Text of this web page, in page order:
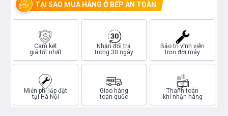
TẠI SAO MUA HÀNG Ở BẾP AN TOÀN
Cam kết
giá tốt nhất
Nhận đổi trả
trong 30 ngày
Bảo trì vĩnh viễn
trọn đời máy
Miễn phí lắp đặt
tại Hà Nội
Giao hàng
toàn quốc
Thanh toán
khi nhận hàng